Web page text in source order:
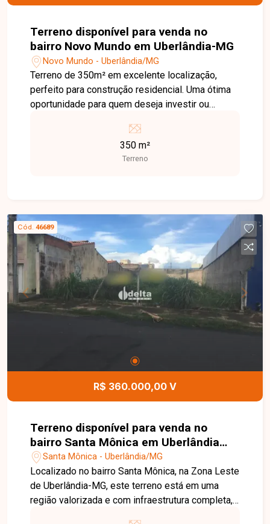
Terreno disponível para venda no
bairro Novo Mundo em Uberlândia-MG
Novo Mundo - Uberlândia/MG
Terreno de 350m² em excelente localização,
perfeito para construção residencial. Uma ótima
oportunidade para quem deseja investir ou
potencial de valorização. Próximo à Avenida
350 m²
Terreno
Cód. 46689
R$ 360.000,00 V
Terreno disponível para venda no
bairro Santa Mônica em Uberlândia
MGSanta Mônica - Uberlândia/MG
Localizado no bairro Santa Mônica, na Zona Leste
de Uberlândia-MG, este terreno está em uma
região valorizada e com infraestrutura completa,